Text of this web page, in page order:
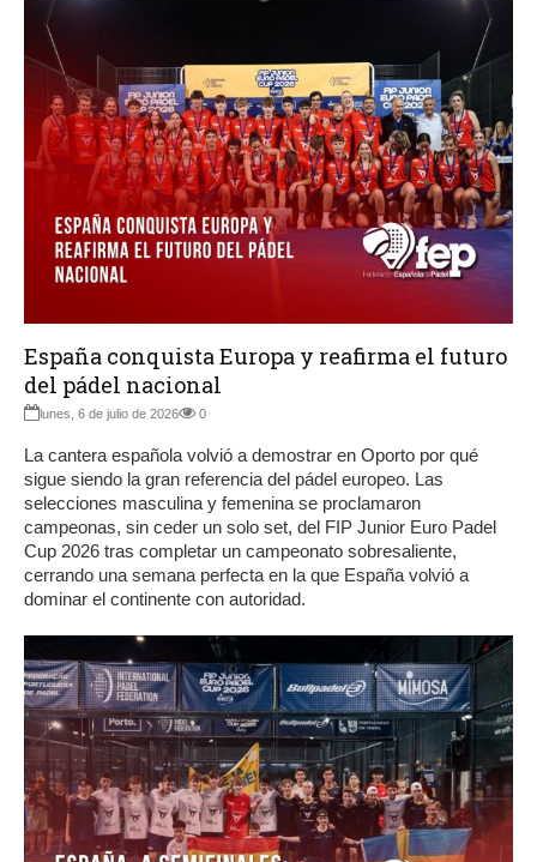
España conquista Europa y reafirma el futuro
del pádel nacional
lunes, 6 de julio de 2026 0
La cantera española volvió a demostrar en Oporto por qué
sigue siendo la gran referencia del pádel europeo. Las
selecciones masculina y femenina se proclamaron
campeonas, sin ceder un solo set, del FIP Junior Euro Padel
Cup 2026 tras completar un campeonato sobresaliente,
cerrando una semana perfecta en la que España volvió a
dominar el continente con autoridad.